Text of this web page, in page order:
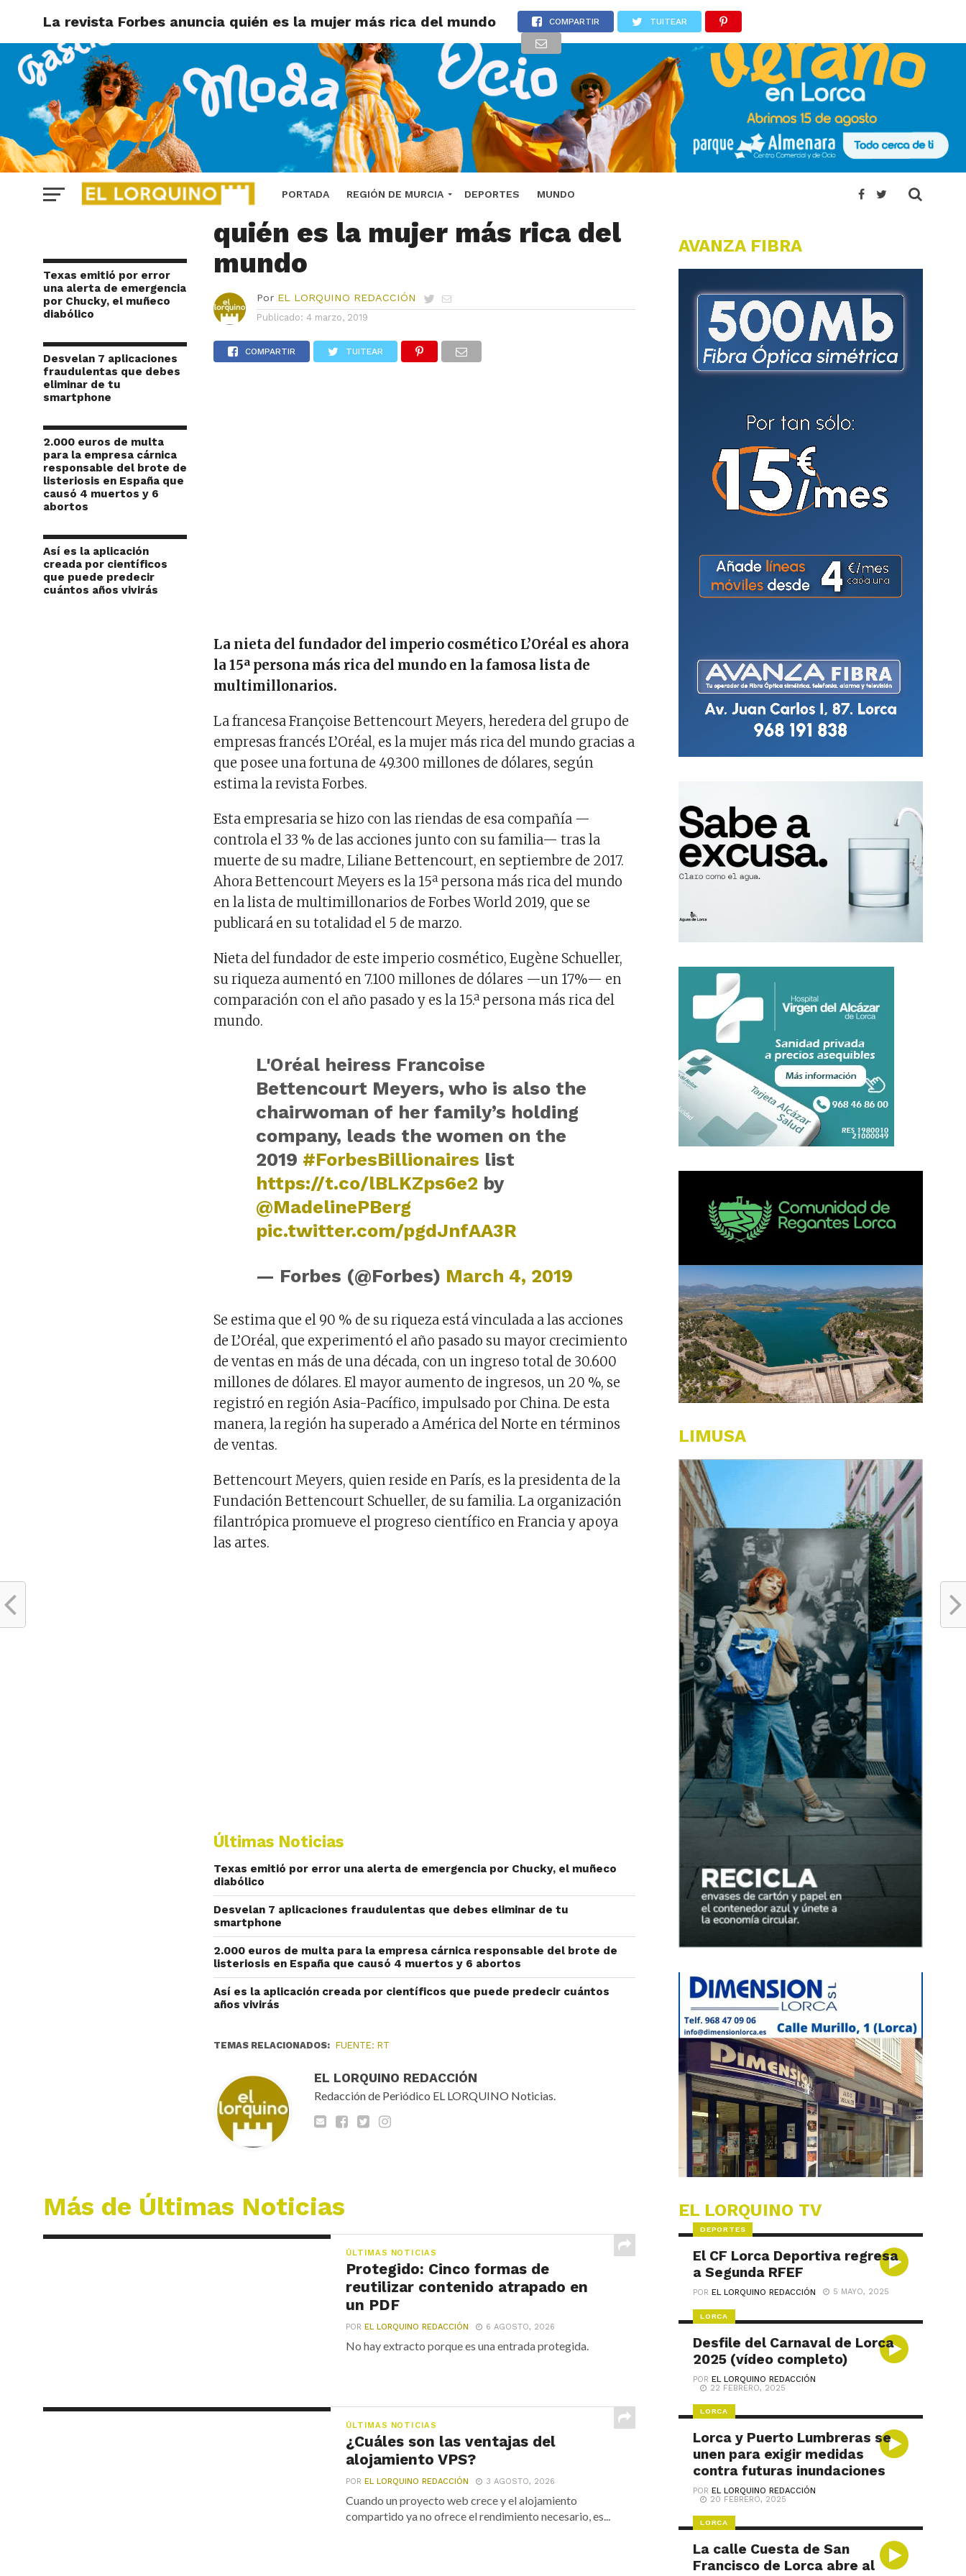
PORTADA REGIÓN DE MURCIA DEPORTES MUNDO
La revista Forbes anuncia quién es la mujer más rica del mundo COMPARTIR TUITEAR
Texas emitió por error
una alerta de emergencia
por Chucky, el muñeco
diabólico
Desvelan 7 aplicaciones
fraudulentas que debes
eliminar de tu
smartphone
2.000 euros de multa
para la empresa cárnica
responsable del brote de
listeriosis en España que
causó 4 muertos y 6
abortos
Así es la aplicación
creada por científicos
que puede predecir
cuántos años vivirás
ÚLTIMAS NOTICIAS
La revista Forbes anuncia
quién es la mujer más rica del
mundo
Por EL LORQUINO REDACCIÓN
Publicado: 4 marzo, 2019
COMPARTIR TUITEAR
La nieta del fundador del imperio cosmético L’Oréal es ahora
la 15ª persona más rica del mundo en la famosa lista de
multimillonarios.
La francesa Françoise Bettencourt Meyers, heredera del grupo de
empresas francés L’Oréal, es la mujer más rica del mundo gracias a
que posee una fortuna de 49.300 millones de dólares, según
estima la revista Forbes.
Esta empresaria se hizo con las riendas de esa compañía —
controla el 33 % de las acciones junto con su familia— tras la
muerte de su madre, Liliane Bettencourt, en septiembre de 2017.
Ahora Bettencourt Meyers es la 15ª persona más rica del mundo
en la lista de multimillonarios de Forbes World 2019, que se
publicará en su totalidad el 5 de marzo.
Nieta del fundador de este imperio cosmético, Eugène Schueller,
su riqueza aumentó en 7.100 millones de dólares —un 17%— en
comparación con el año pasado y es la 15.ª persona más rica del
mundo.
L'Oréal heiress Francoise
Bettencourt Meyers, who is also the
chairwoman of her family’s holding
company, leads the women on the
2019 #ForbesBillionaires list
https://t.co/lBLKZps6e2 by
@MadelinePBerg
pic.twitter.com/pgdJnfAA3R
— Forbes (@Forbes) March 4, 2019
Se estima que el 90 % de su riqueza está vinculada a las acciones
de L’Oréal, que experimentó el año pasado su mayor crecimiento
de ventas en más de una década, con un ingreso total de 30.600
millones de dólares. El mayor aumento de ingresos, un 20 %, se
registró en región Asia-Pacífico, impulsado por China. De esta
manera, la región ha superado a América del Norte en términos
de ventas.
Bettencourt Meyers, quien reside en París, es la presidenta de la
Fundación Bettencourt Schueller, de su familia. La organización
filantrópica promueve el progreso científico en Francia y apoya
las artes.
Últimas Noticias
Texas emitió por error una alerta de emergencia por Chucky, el muñeco
diabólico
Desvelan 7 aplicaciones fraudulentas que debes eliminar de tu
smartphone
2.000 euros de multa para la empresa cárnica responsable del brote de
listeriosis en España que causó 4 muertos y 6 abortos
Así es la aplicación creada por científicos que puede predecir cuántos
años vivirás
TEMAS RELACIONADOS: FUENTE: RT
EL LORQUINO REDACCIÓN
Redacción de Periódico EL LORQUINO Noticias.
Más de Últimas Noticias
ÚLTIMAS NOTICIAS
Protegido: Cinco formas de
reutilizar contenido atrapado en
un PDF
POREL LORQUINO REDACCIÓN 6 AGOSTO, 2026
No hay extracto porque es una entrada protegida.
ÚLTIMAS NOTICIAS
¿Cuáles son las ventajas del
alojamiento VPS?
POREL LORQUINO REDACCIÓN 3 AGOSTO, 2026
Cuando un proyecto web crece y el alojamiento
compartido ya no ofrece el rendimiento necesario, es...
AVANZA FIBRA
LIMUSA
EL LORQUINO TV
DEPORTES
El CF Lorca Deportiva regresa
a Segunda RFEF
POREL LORQUINO REDACCIÓN 5 MAYO, 2025
LORCA
Desfile del Carnaval de Lorca
2025 (vídeo completo)
POREL LORQUINO REDACCIÓN
22 FEBRERO, 2025
LORCA
Lorca y Puerto Lumbreras se
unen para exigir medidas
contra futuras inundaciones
POREL LORQUINO REDACCIÓN
20 FEBRERO, 2025
LORCA
La calle Cuesta de San
Francisco de Lorca abre al